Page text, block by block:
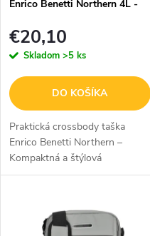
r
o
d
u
k
t
o
r
o
d
u
k
t
o
Enrico Benetti Northern 4L -
€20,10
Skladom >5 ks
DO KOŠÍKA
Praktická crossbody taška
Enrico Benetti Northern –
Kompaktná a štýlová
Crossbody taška Enrico Benetti
ideálnym...